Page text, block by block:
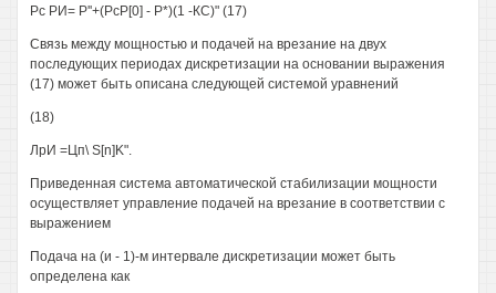
Рс РИ= Р''+(РсР[0] - Р*)(1 -КС)" (17)
Связь между мощностью и подачей на врезание на двух
последующих периодах дискретизации на основании выражения
(17) может быть описана следующей системой уравнений
(18)
ЛрИ =Цп\ S[n]K".
Приведенная система автоматической стабилизации мощности
осуществляет управление подачей на врезание в соответствии с
выражением
Подача на (и - 1)-м интервале дискретизации может быть
определена как